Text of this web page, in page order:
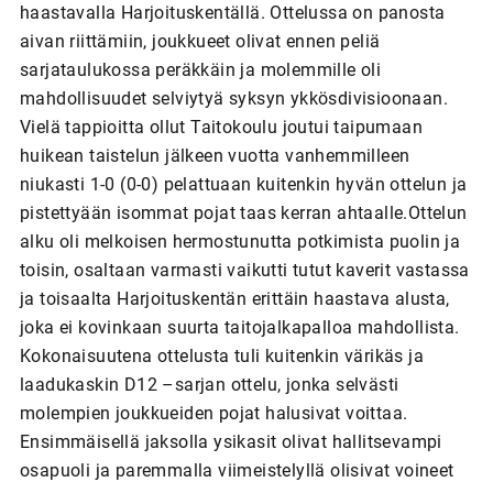
haastavalla Harjoituskentällä. Ottelussa on panosta
aivan riittämiin, joukkueet olivat ennen peliä
sarjataulukossa peräkkäin ja molemmille oli
mahdollisuudet selviytyä syksyn ykkösdivisioonaan.
Vielä tappioitta ollut Taitokoulu joutui taipumaan
huikean taistelun jälkeen vuotta vanhemmilleen
niukasti 1-0 (0-0) pelattuaan kuitenkin hyvän ottelun ja
pistettyään isommat pojat taas kerran ahtaalle.Ottelun
alku oli melkoisen hermostunutta potkimista puolin ja
toisin, osaltaan varmasti vaikutti tutut kaverit vastassa
ja toisaalta Harjoituskentän erittäin haastava alusta,
joka ei kovinkaan suurta taitojalkapalloa mahdollista.
Kokonaisuutena ottelusta tuli kuitenkin värikäs ja
laadukaskin D12 –sarjan ottelu, jonka selvästi
molempien joukkueiden pojat halusivat voittaa.
Ensimmäisellä jaksolla ysikasit olivat hallitsevampi
osapuoli ja paremmalla viimeistelyllä olisivat voineet